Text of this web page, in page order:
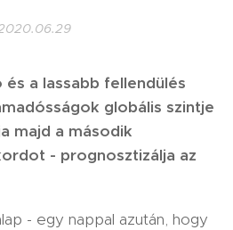
a lassabb fellendülés
globális szintje
majd a második
- prognosztizálja az
- egy nappal azután, hogy